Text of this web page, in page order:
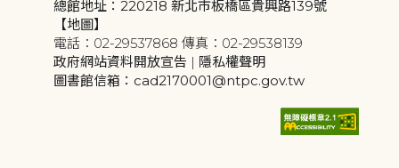
總館地址：220218 新北市板橋區貴興路139號
【地圖】
電話：02-29537868 傳真：02-29538139
政府網站資料開放宣告 | 隱私權聲明
圖書館信箱：cad2170001@ntpc.gov.tw